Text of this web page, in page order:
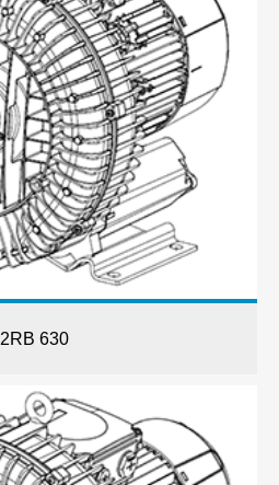
2RB 630